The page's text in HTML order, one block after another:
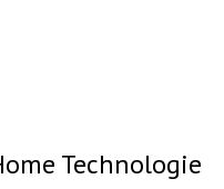
Technologie